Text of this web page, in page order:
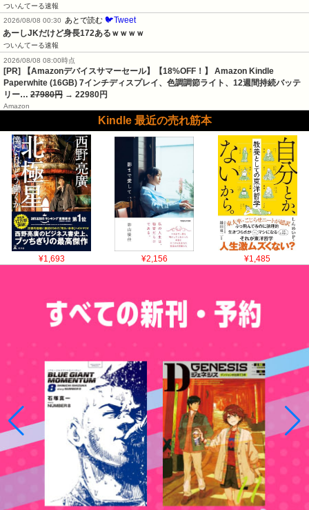
ついんてーる速報
2026/08/08 00:30
あとで読む 🐦Tweet
あーしJKだけど身長172あるｗｗｗｗ
ついんてーる速報
2026/08/08 08:00時点
[PR] 【Amazonデバイスサマーセール】【18%OFF！】 Amazon Kindle
Paperwhite (16GB) 7インチディスプレイ、色調調節ライト、12週間持続バッテ
リー… 27980円 → 22980円
Amazon
Kindle 最近の売れ筋本
¥1,693 ¥2,156 ¥1,485